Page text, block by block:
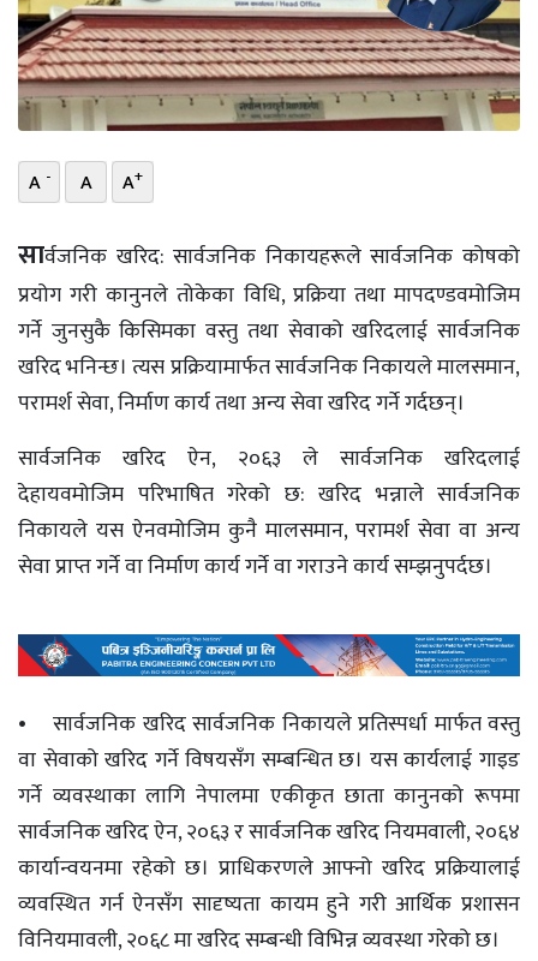
भिडियो
छापा
खोज
प्रोफाइल
ऊर्जा
विशेष
A - A A+
सार्वजनिक खरिद: सार्वजनिक निकायहरूले सार्वजनिक कोषको
प्रयोग गरी कानुनले तोकेका विधि, प्रक्रिया तथा मापदण्डवमोजिम
गर्ने जुनसुकै किसिमका वस्तु तथा सेवाको खरिदलाई सार्वजनिक
खरिद भनिन्छ। त्यस प्रक्रियामार्फत सार्वजनिक निकायले मालसमान,
परामर्श सेवा, निर्माण कार्य तथा अन्य सेवा खरिद गर्ने गर्दछन्।
सार्वजनिक खरिद ऐन, २०६३ ले सार्वजनिक खरिदलाई
देहायवमोजिम परिभाषित गरेको छ: खरिद भन्नाले सार्वजनिक
निकायले यस ऐनवमोजिम कुनै मालसमान, परामर्श सेवा वा अन्य
सेवा प्राप्त गर्ने वा निर्माण कार्य गर्ने वा गराउने कार्य सम्झनुपर्दछ।
• सार्वजनिक खरिद सार्वजनिक निकायले प्रतिस्पर्धा मार्फत वस्तु
वा सेवाको खरिद गर्ने विषयसँग सम्बन्धित छ। यस कार्यलाई गाइड
गर्ने व्यवस्थाका लागि नेपालमा एकीकृत छाता कानुनको रूपमा
सार्वजनिक खरिद ऐन, २०६३ र सार्वजनिक खरिद नियमवाली, २०६४
कार्यान्वयनमा रहेको छ। प्राधिकरणले आफ्नो खरिद प्रक्रियालाई
व्यवस्थित गर्न ऐनसँग सादृष्यता कायम हुने गरी आर्थिक प्रशासन
विनियमावली, २०६८ मा खरिद सम्बन्धी विभिन्न व्यवस्था गरेको छ।